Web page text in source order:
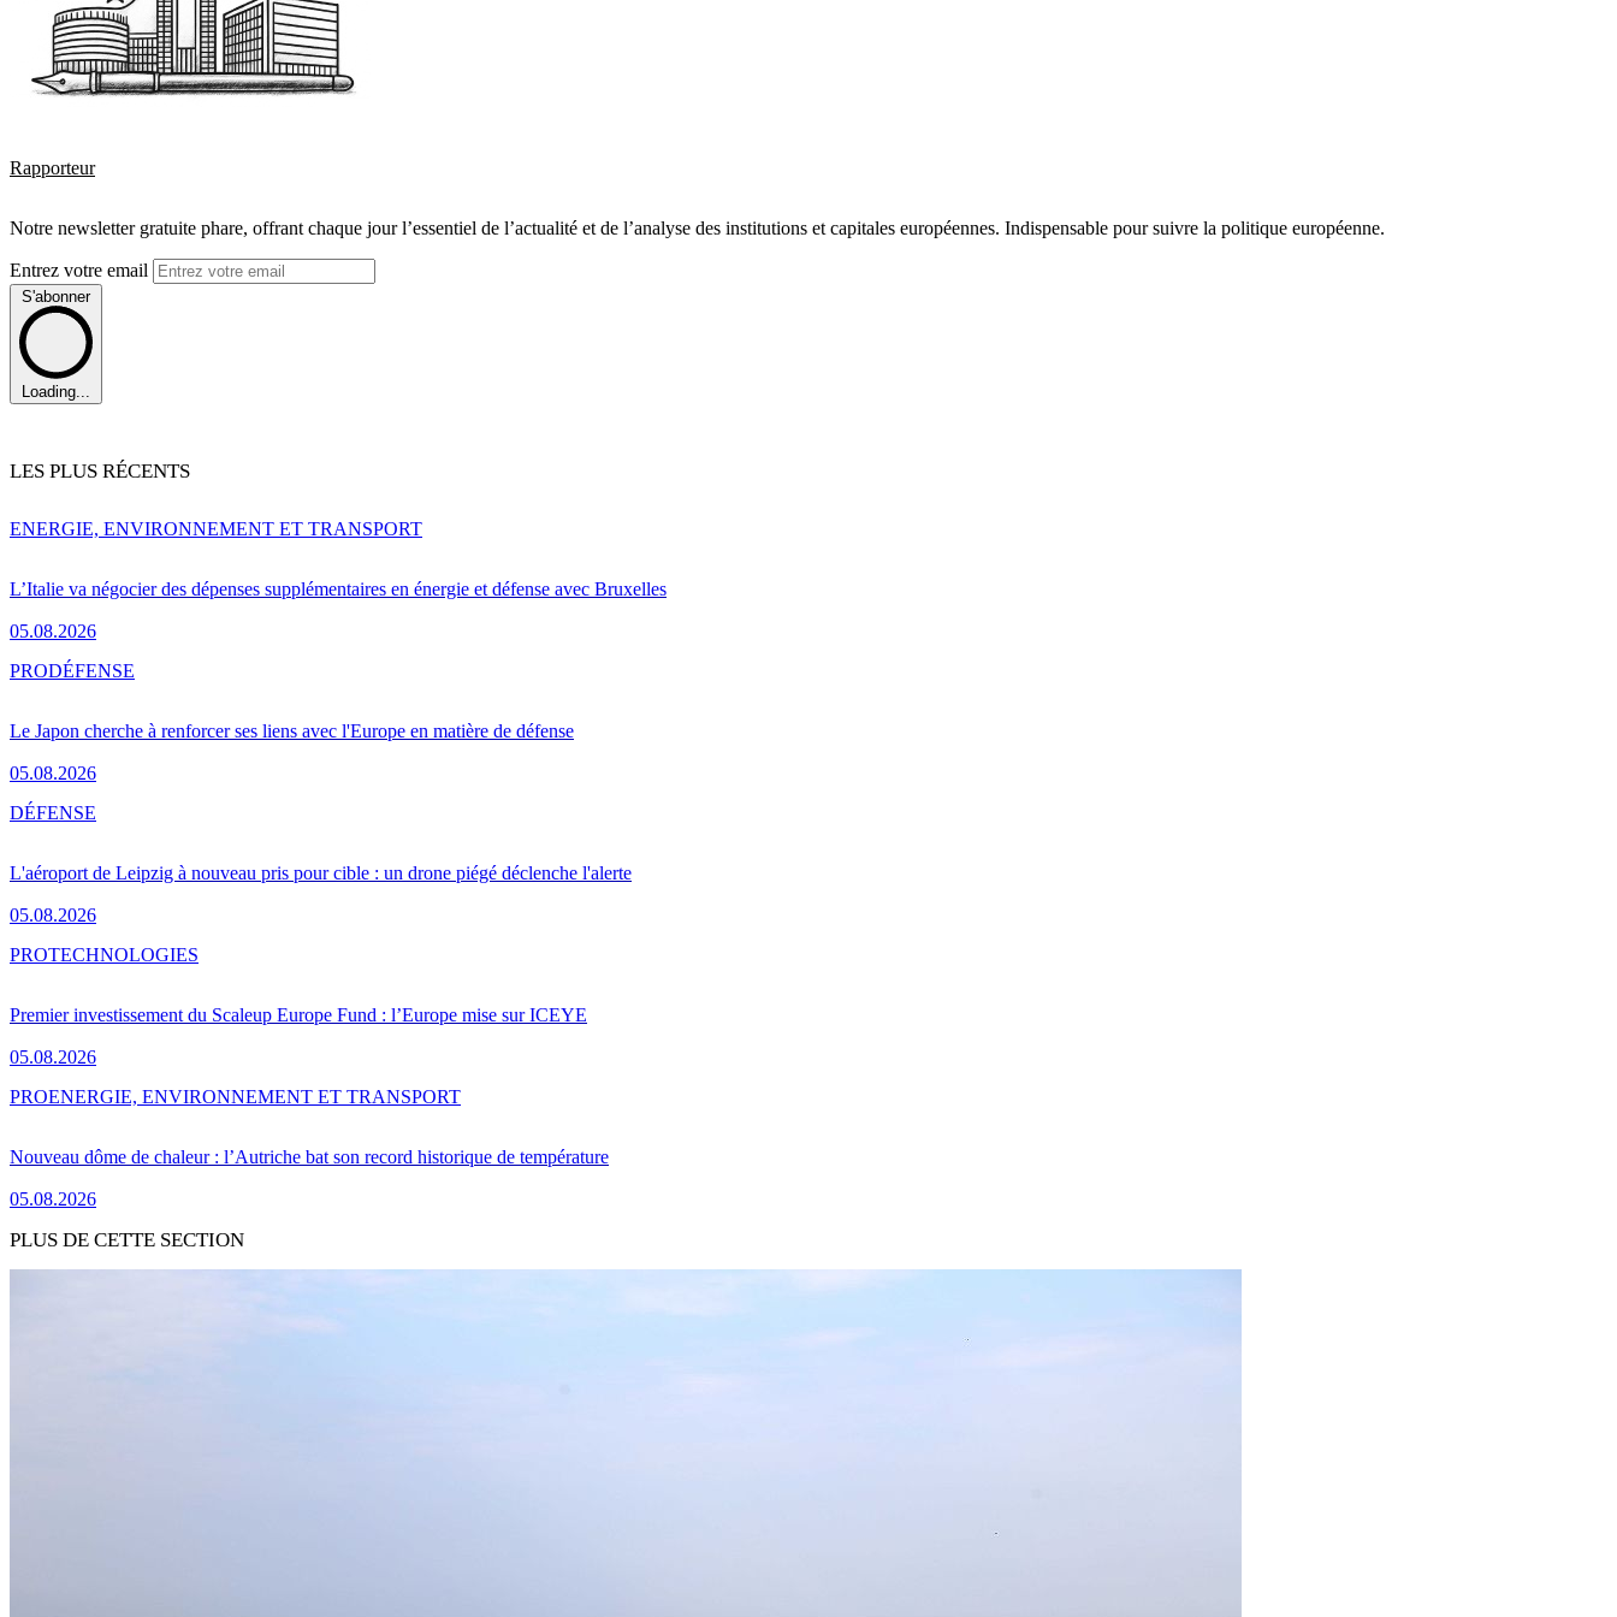
Rapporteur
Notre newsletter gratuite phare, offrant chaque jour l’essentiel de l’actualité et de l’analyse des institutions et capitales européennes. Indispensable pour suivre la politique européenne.
Entrez votre email
S'abonner
Loading...
LES PLUS RÉCENTS
L’Italie va négocier des dépenses supplémentaires en énergie et défense avec Bruxelles
05.08.2026
ENERGIE, ENVIRONNEMENT ET TRANSPORT
Le Japon cherche à renforcer ses liens avec l'Europe en matière de défense
05.08.2026
PRODÉFENSE
L'aéroport de Leipzig à nouveau pris pour cible : un drone piégé déclenche l'alerte
05.08.2026
DÉFENSE
Premier investissement du Scaleup Europe Fund : l’Europe mise sur ICEYE
05.08.2026
PROTECHNOLOGIES
Nouveau dôme de chaleur : l’Autriche bat son record historique de température
05.08.2026
PROENERGIE, ENVIRONNEMENT ET TRANSPORT
PLUS DE CETTE SECTION